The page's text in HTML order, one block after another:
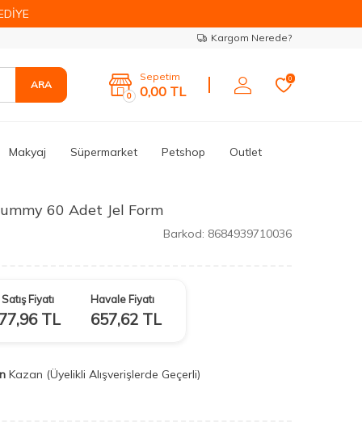
Kargom Nerede?
ARA
0
Sepetim
0,00 TL
0
Makyaj Süpermarket Petshop Outlet
60 Adet Jel Form
Barkod: 8684939710036
Satış Fiyatı
TL
Havale Fiyatı
657,62 TL
Kazan (Üyelikli Alışverişlerde Geçerli)